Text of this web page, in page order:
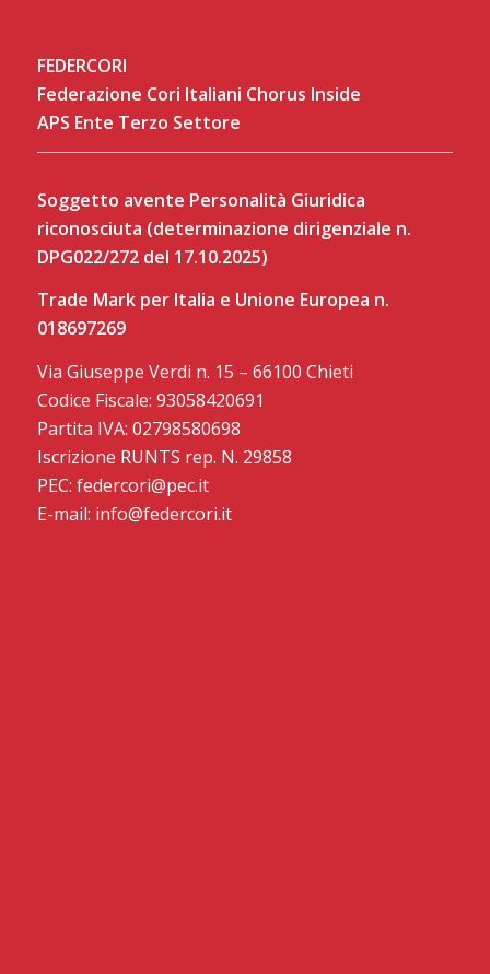
FEDERCORI
Federazione Cori Italiani Chorus Inside
APS Ente Terzo Settore
Soggetto avente Personalità Giuridica
riconosciuta (determinazione dirigenziale n.
DPG022/272 del 17.10.2025)
Trade Mark per Italia e Unione Europea n.
018697269
Via Giuseppe Verdi n. 15 – 66100 Chieti
Codice Fiscale: 93058420691
Partita IVA: 02798580698
Iscrizione RUNTS rep. N. 29858
PEC: federcori@pec.it
E-mail: info@federcori.it